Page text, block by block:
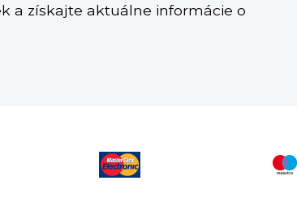
a získajte aktuálne informácie o